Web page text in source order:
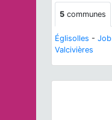
5 communes
Églisolles - Job
Valcivières